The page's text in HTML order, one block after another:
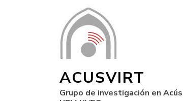
ACUSVIRT
Grupo de investigación en